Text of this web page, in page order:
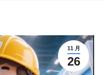
11 月
26